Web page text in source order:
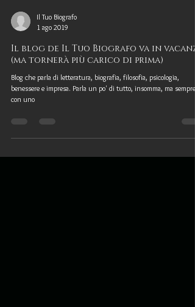
Il Tuo Biografo
1 ago 2019
Il blog de Il Tuo Biografo va in
Blog che parla di letteratura, biografia, filosofia, psicologia,
benessere e impresa. Parla un po' di tutto, insomma, ma sempre